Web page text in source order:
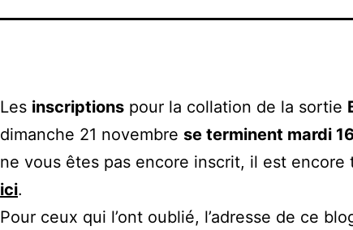
Les inscriptions pour la collation de la sortie
dimanche 21 novembre se terminent mardi
ne vous êtes pas encore inscrit, il est encore
ici.
Pour ceux qui l’ont oublié, l’adresse de ce